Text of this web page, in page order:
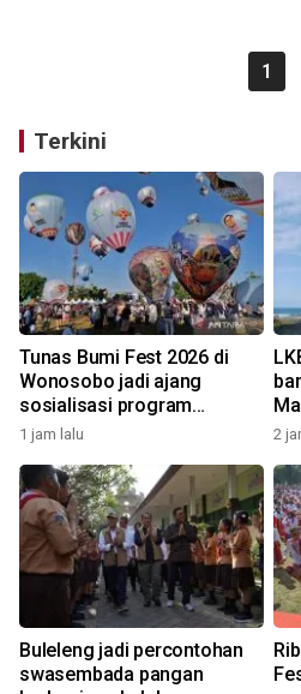
1
Terkini
Tunas Bumi Fest 2026 di
Wonosobo jadi ajang
sosialisasi program
pemerintah lewat balon
1 jam lalu 2
Buleleng jadi percontohan
swasembada pangan